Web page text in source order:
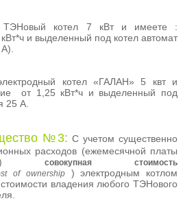
ТЭНовый котел 7 кВт и имеете :
и выделенный под котел автомат
котел «ГАЛАН» 5 квт и
от 1,25 кВт*ч и выделенный под
25 А.
№3: С учетом существенно
расходов (ежемесячной платы
совокупная стоимость
of ownership) электродным котлом
стоимости владения любого ТЭНового